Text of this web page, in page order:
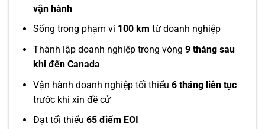
vận hành
Sống trong phạm vi 100 km từ doanh nghiệp
Thành lập doanh nghiệp trong vòng 9 tháng sau
khi đến Canada
Vận hành doanh nghiệp tối thiểu 6 tháng liên tục
trước khi xin đề cử
Đạt tối thiểu 65 điểm EOI